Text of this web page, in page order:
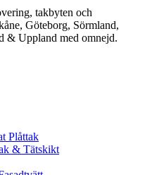
takbyten och
Göteborg, Sörmland,
& Uppland med omnejd.
Plåttak
& Tätskikt